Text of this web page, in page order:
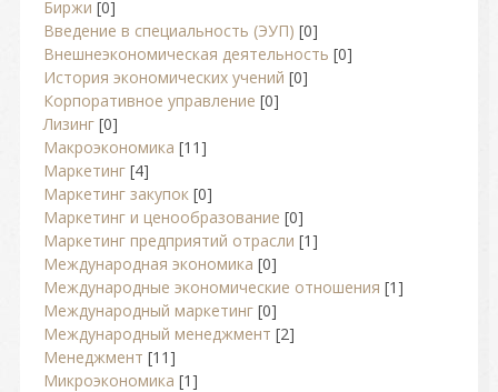
Биржи [0]
Введение в специальность (ЭУП) [0]
Внешнеэкономическая деятельность [0]
История экономических учений [0]
Корпоративное управление [0]
Лизинг [0]
Макроэкономика [11]
Маркетинг [4]
Маркетинг закупок [0]
Маркетинг и ценообразование [0]
Маркетинг предприятий отрасли [1]
Международная экономика [0]
Международные экономические отношения [1]
Международный маркетинг [0]
Международный менеджмент [2]
Менеджмент [11]
Микроэкономика [1]